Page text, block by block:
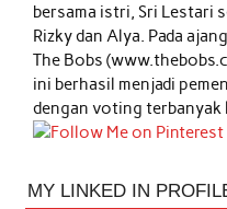
bersama istri, Sri Lestari
Rizky dan Alya. Pada
The Bobs
ini berhasil menjadi
dengan voting terbanyak
MY LINKED IN